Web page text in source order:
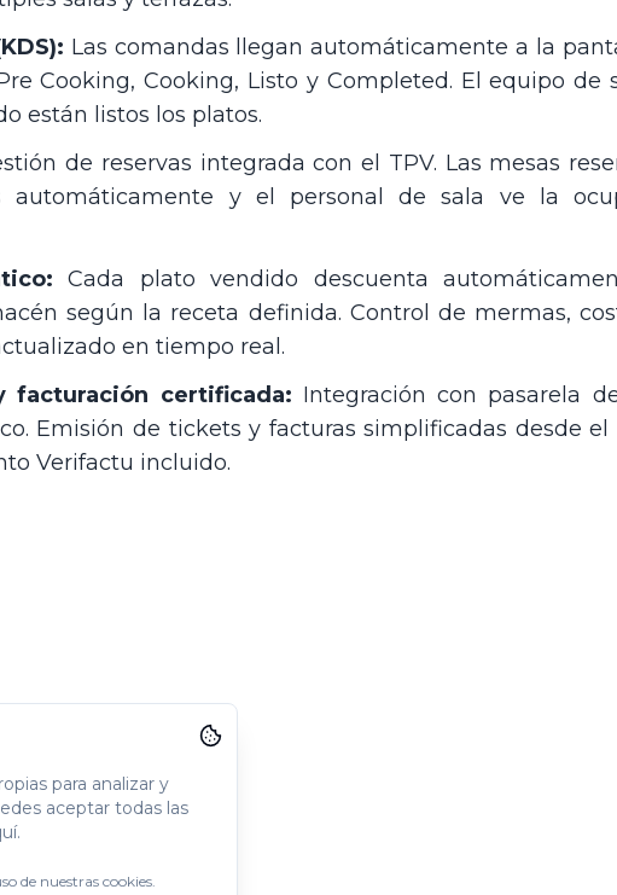
Las comandas llegan automáticamente a la
Cooking, Cooking, Listo y Completed. El equipo de
están listos los platos.
de reservas integrada con el TPV. Las mesas
automáticamente y el personal de sala ve la
Cada plato vendido descuenta
según la receta definida. Control de mermas,
en tiempo real.
facturación certificada: Integración con pasarela
Emisión de tickets y facturas simplificadas desde el
Verifactu incluido.
para analizar y
aceptar todas las
de nuestras cookies.